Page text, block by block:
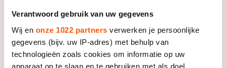
Verantwoord gebruik van uw gegevens
Wij en onze 1022 partners verwerken je persoonlijke
gegevens (bijv. uw IP-adres) met behulp van
technologieën zoals cookies om informatie op uw
apparaat op te slaan en te gebruiken met als doel
Foto: Mady Kleeven